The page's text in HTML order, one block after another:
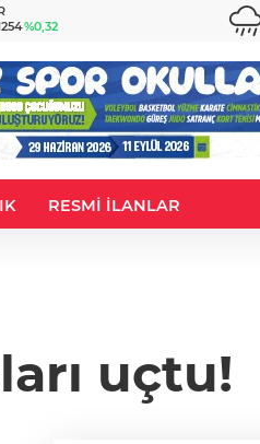
%0,32 %0,38
RESMİ İLANLAR
uçtu!